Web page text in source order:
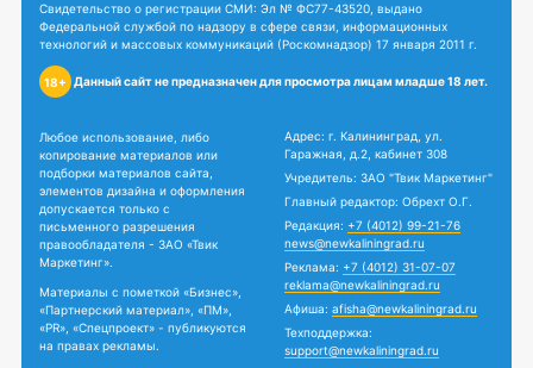
Свидетельство о регистрации СМИ: Эл № ФС77-43520, выдано
Федеральной службой по надзору в сфере связи, информационных
технологий и массовых коммуникаций (Роскомнадзор) 17 января 2011 г.
18+ Данный сайт не предназначен для просмотра лицам младше 18 лет.
Любое использование, либо
копирование материалов или
подборки материалов сайта,
элементов дизайна и оформления
допускается только с
письменного разрешения
правообладателя - ЗАО «Твик
Маркетинг».
Материалы с пометкой «Бизнес»,
«Партнерский материал», «ПМ»,
«PR», «Спецпроект» - публикуются
на правах рекламы.
Адрес: г. Калининград, ул.
Гаражная, д.2, кабинет 308
Учредитель: ЗАО "Твик Маркетинг"
Главный редактор: Обрехт О.Г.
Редакция: +7 (4012) 99-21-76
news@newkaliningrad.ru
Реклама: +7 (4012) 31-07-07
reklama@newkaliningrad.ru
Афиша: afisha@newkaliningrad.ru
Техподдержка:
support@newkaliningrad.ru